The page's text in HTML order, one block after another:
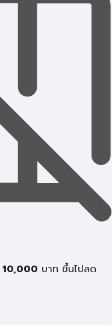
10,000 บาท ขึ้นไปลด